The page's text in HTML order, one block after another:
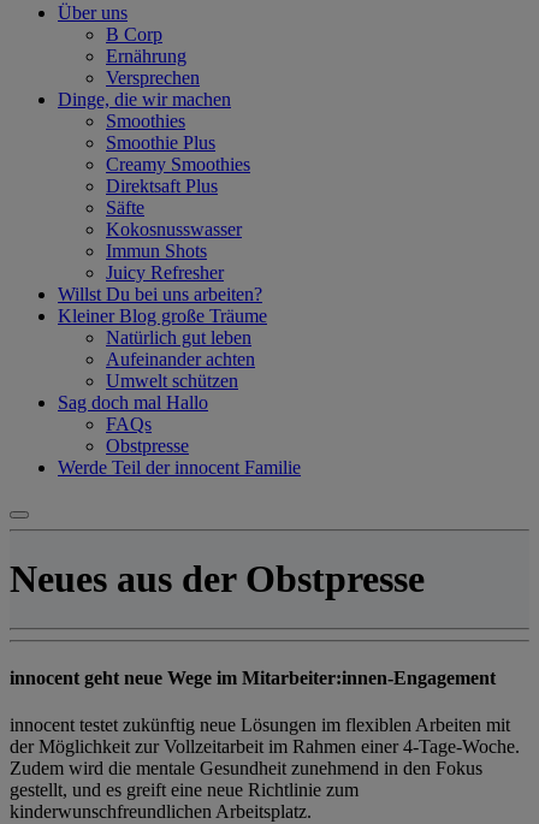
Über uns
B Corp
Ernährung
Versprechen
Dinge, die wir machen
Smoothies
Smoothie Plus
Creamy Smoothies
Direktsaft Plus
Säfte
Kokosnusswasser
Immun Shots
Juicy Refresher
Willst Du bei uns arbeiten?
Kleiner Blog große Träume
Natürlich gut leben
Aufeinander achten
Umwelt schützen
Sag doch mal Hallo
FAQs
Obstpresse
Werde Teil der innocent Familie
Neues aus der Obstpresse
innocent geht neue Wege im Mitarbeiter:innen-Engagement
innocent testet zukünftig neue Lösungen im flexiblen Arbeiten mit
der Möglichkeit zur Vollzeitarbeit im Rahmen einer 4-Tage-Woche.
Zudem wird die mentale Gesundheit zunehmend in den Fokus
gestellt, und es greift eine neue Richtlinie zum
kinderwunschfreundlichen Arbeitsplatz.